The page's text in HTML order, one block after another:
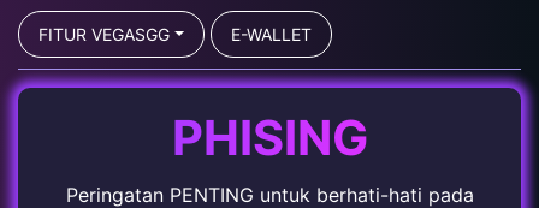
FITUR VEGASGG E-WALLET
PHISING
Peringatan PENTING untuk berhati-hati pada